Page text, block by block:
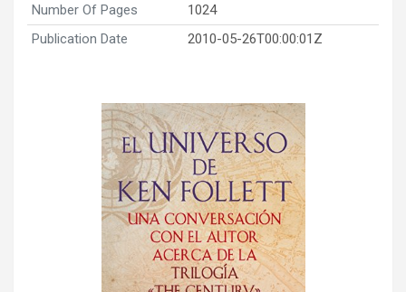
Number Of Pages
1024
Publication Date
2010-05-26T00:00:01Z